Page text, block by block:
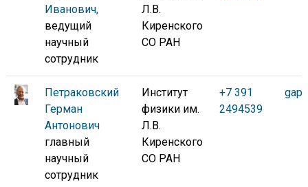
Иванович,
ведущий
научный
сотрудник
Л.В.
Киренского
СО РАН
Петраковский
Герман
Антонович
главный
научный
сотрудник
Институт
физики им.
Л.В.
Киренского
СО РАН
+7 391
2494539